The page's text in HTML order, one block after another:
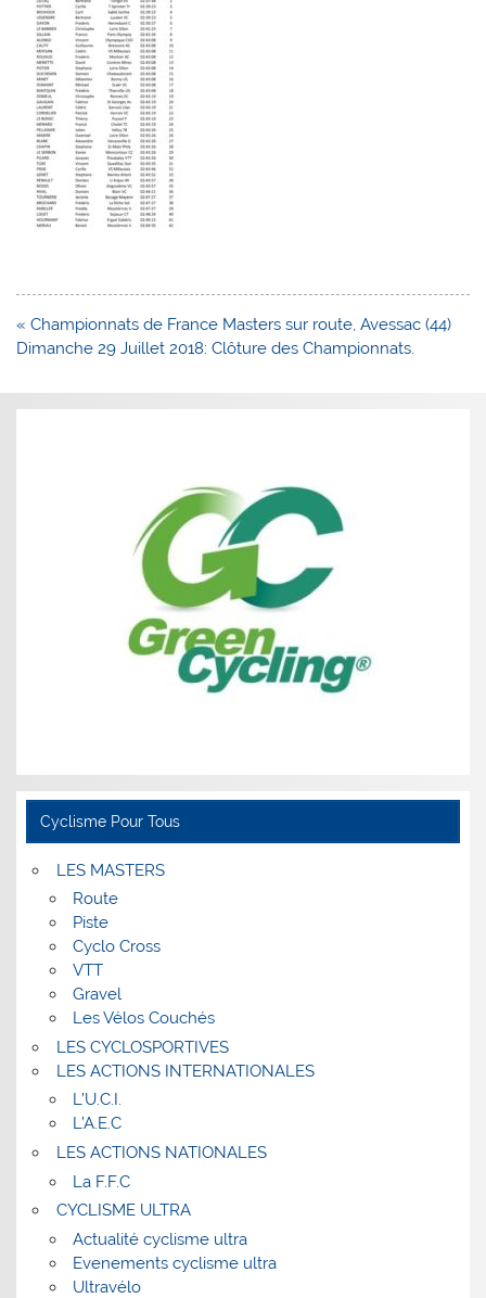
Navigation
de
« Championnats de France Masters sur route, Avessac (44)
Dimanche 29 Juillet 2018: Clôture des Championnats.
Cyclisme Pour Tous
LES MASTERS
Route
Piste
Cyclo Cross
VTT
Gravel
Les Vélos Couchés
LES CYCLOSPORTIVES
LES ACTIONS INTERNATIONALES
L’U.C.I.
L’A.E.C
LES ACTIONS NATIONALES
La F.F.C
CYCLISME ULTRA
Actualité cyclisme ultra
Evenements cyclisme ultra
Ultravélo